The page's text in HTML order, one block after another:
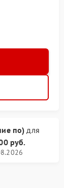
по) для
руб.